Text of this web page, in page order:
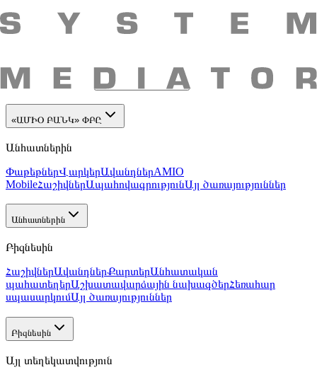
«ԱՄԻՕ ԲԱՆԿ» ՓԲԸ
փաստաթղթեր
Թափուր աշխատատեղեր Կարգավորում Էական
տեղեկատվություն
Բանկի կառուցվածքը Հետադարձ կապ
«ԱՄԻՕ ԲԱՆԿ» ՓԲԸ
Անհատներին
ՓաթեթներՎարկերԱվանդներAMIO
MobileՀաշիվներԱպահովագրությունԱյլ ծառայություններ
Անհատներին
Բիզնեսին
ՀաշիվներԱվանդներՔարտերԱնհատական
պահատեղերԱշխատավարձային նախագծերՀեռահար
սպասարկումԱյլ ծառայություններ
Բիզնեսին
Այլ տեղեկատվություն